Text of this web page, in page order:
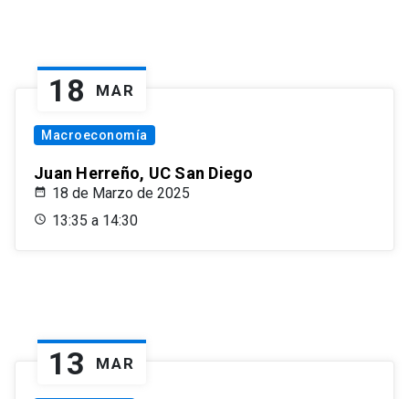
18 MAR
Macroeconomía
Juan Herreño, UC San Diego
18 de Marzo de 2025
13:35 a 14:30
13 MAR